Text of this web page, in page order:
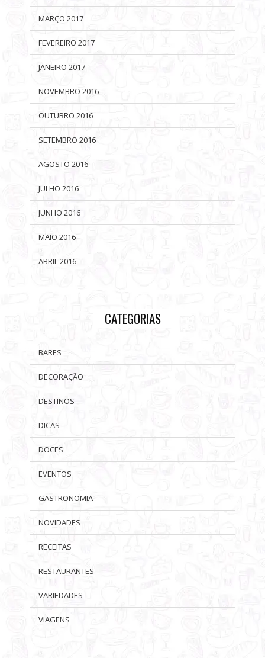
MARÇO 2017
FEVEREIRO 2017
JANEIRO 2017
NOVEMBRO 2016
OUTUBRO 2016
SETEMBRO 2016
AGOSTO 2016
JULHO 2016
JUNHO 2016
MAIO 2016
ABRIL 2016
CATEGORIAS
BARES
DECORAÇÃO
DESTINOS
DICAS
DOCES
EVENTOS
GASTRONOMIA
NOVIDADES
RECEITAS
RESTAURANTES
VARIEDADES
VIAGENS